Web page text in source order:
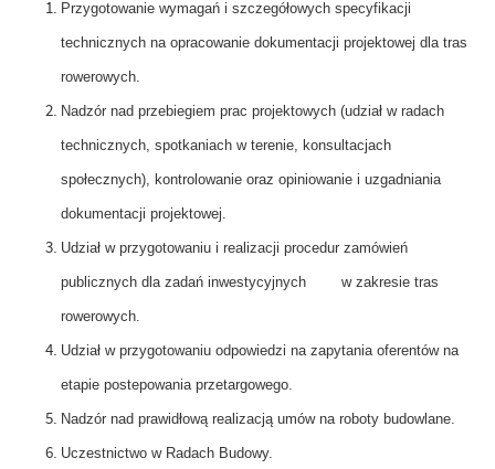
Przygotowanie wymagań i szczegółowych specyfikacji
technicznych na opracowanie dokumentacji projektowej dla tras
rowerowych.
Nadzór nad przebiegiem prac projektowych (udział w radach
technicznych, spotkaniach w terenie, konsultacjach
społecznych), kontrolowanie oraz opiniowanie i uzgadniania
dokumentacji projektowej.
Udział w przygotowaniu i realizacji procedur zamówień
publicznych dla zadań inwestycyjnych w zakresie tras
rowerowych.
Udział w przygotowaniu odpowiedzi na zapytania oferentów na
etapie postepowania przetargowego.
Nadzór nad prawidłową realizacją umów na roboty budowlane.
Uczestnictwo w Radach Budowy.